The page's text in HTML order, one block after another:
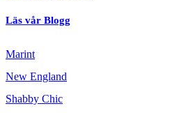
Läs vår Blogg
Marint
New England
Shabby Chic